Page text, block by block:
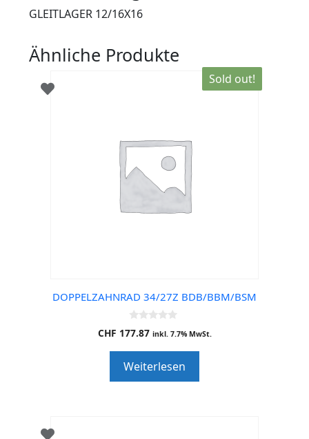
GLEITLAGER 12/16X16
Ähnliche Produkte
Sold out!
DOPPELZAHNRAD 34/27Z BDB/BBM/BSM
0
o
o
f
5
CHF 177.87 inkl. 7.7% MwSt.
Weiterlesen